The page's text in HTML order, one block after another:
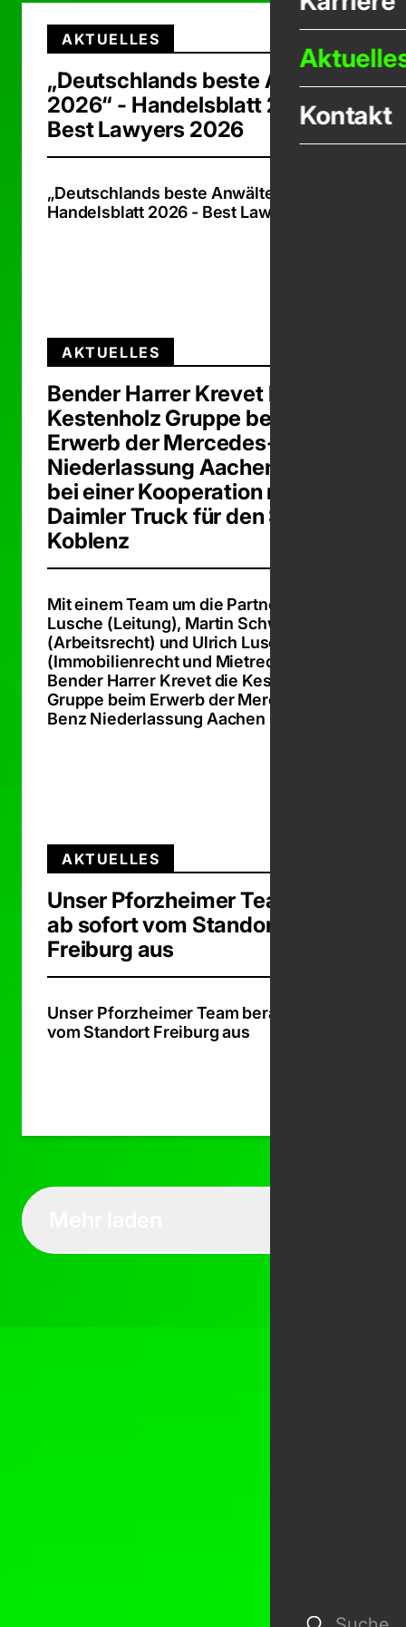
Kontakt
AKTUELLES
„Deutschlands beste Anwälte
2026“ - Handelsblatt 2026 -
Best Lawyers 2026
„Deutschlands beste Anwälte 2026“ -
Handelsblatt 2026 - Best Lawyers 2026
AKTUELLES
Bender Harrer Krevet berät die
Kestenholz Gruppe beim
Erwerb der Mercedes-Benz
Niederlassung Aachen sowie
bei einer Kooperation mit
Daimler Truck für den Standort
Koblenz
Mit einem Team um die Partner Dr. Ute
Lusche (Leitung), Martin Schwind
(Arbeitsrecht) und Ulrich Lusche
(Immobilienrecht und Mietrecht)hat
Bender Harrer Krevet die Kestenholz
Gruppe beim Erwerb der Mercedes-
Benz Niederlassung Aachen beraten.
AKTUELLES
Unser Pforzheimer Team berät
ab sofort vom Standort
Freiburg aus
Unser Pforzheimer Team berät ab sofort
vom Standort Freiburg aus